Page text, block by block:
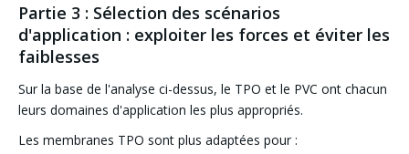
Partie 3 : Sélection des scénarios
d'application : exploiter les forces et éviter les
faiblesses
Sur la base de l'analyse ci-dessus, le TPO et le PVC ont chacun
leurs domaines d'application les plus appropriés.
Les membranes TPO sont plus adaptées pour :